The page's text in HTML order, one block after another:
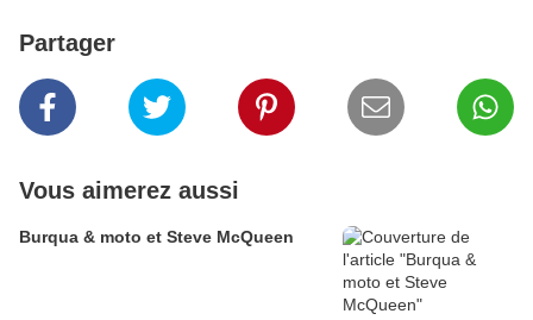
Partager
Vous aimerez aussi
Burqua & moto et Steve McQueen